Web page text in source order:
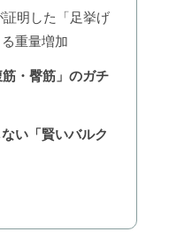
明した「足挙げ
重量増加
・臀筋」のガチ
い「賢いバルク